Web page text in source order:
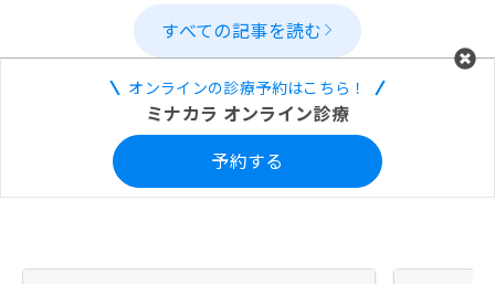
すべての記事を読む
オンラインの診療予約はこちら！
ミナカラ オンライン診療
予約する